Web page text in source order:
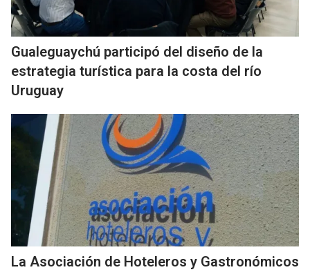
Gualeguaychú participó del diseño de la
estrategia turística para la costa del río
Uruguay
La Asociación de Hoteleros y Gastronómicos